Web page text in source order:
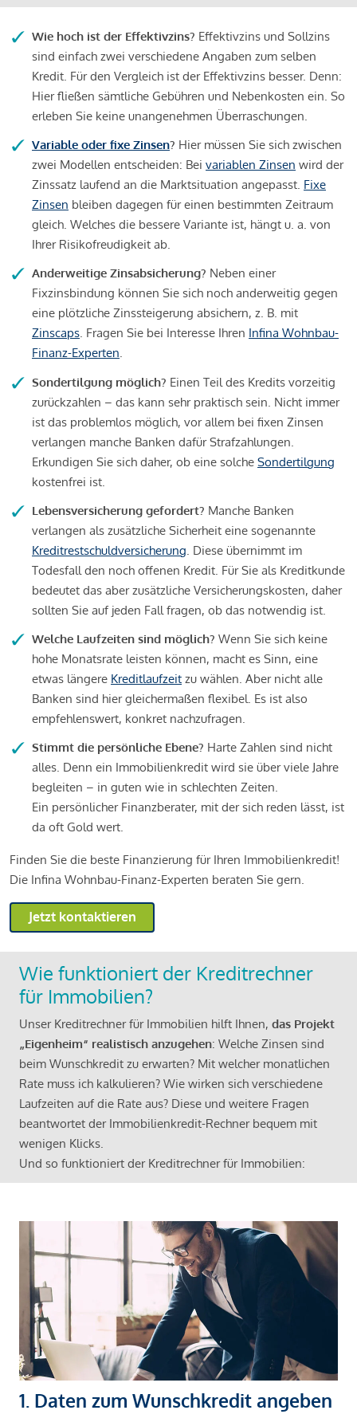
Wie hoch ist der Effektivzins? Effektivzins und Sollzins
sind einfach zwei verschiedene Angaben zum selben
Kredit. Für den Vergleich ist der Effektivzins besser. Denn:
Hier fließen sämtliche Gebühren und Nebenkosten ein. So
erleben Sie keine unangenehmen Überraschungen.
Variable oder fixe Zinsen? Hier müssen Sie sich zwischen
zwei Modellen entscheiden: Bei variablen Zinsen wird der
Zinssatz laufend an die Marktsituation angepasst. Fixe
Zinsen bleiben dagegen für einen bestimmten Zeitraum
gleich. Welches die bessere Variante ist, hängt u. a. von
Ihrer Risikofreudigkeit ab.
Anderweitige Zinsabsicherung? Neben einer
Fixzinsbindung können Sie sich noch anderweitig gegen
eine plötzliche Zinssteigerung absichern, z. B. mit
Zinscaps. Fragen Sie bei Interesse Ihren Infina Wohnbau-
Finanz-Experten.
Sondertilgung möglich? Einen Teil des Kredits vorzeitig
zurückzahlen – das kann sehr praktisch sein. Nicht immer
ist das problemlos möglich, vor allem bei fixen Zinsen
verlangen manche Banken dafür Strafzahlungen.
Erkundigen Sie sich daher, ob eine solche Sondertilgung
kostenfrei ist.
Lebensversicherung gefordert? Manche Banken
verlangen als zusätzliche Sicherheit eine sogenannte
Kreditrestschuldversicherung. Diese übernimmt im
Todesfall den noch offenen Kredit. Für Sie als Kreditkunde
bedeutet das aber zusätzliche Versicherungskosten, daher
sollten Sie auf jeden Fall fragen, ob das notwendig ist.
Welche Laufzeiten sind möglich? Wenn Sie sich keine
hohe Monatsrate leisten können, macht es Sinn, eine
etwas längere Kreditlaufzeit zu wählen. Aber nicht alle
Banken sind hier gleichermaßen flexibel. Es ist also
empfehlenswert, konkret nachzufragen.
Stimmt die persönliche Ebene? Harte Zahlen sind nicht
alles. Denn ein Immobilienkredit wird sie über viele Jahre
begleiten – in guten wie in schlechten Zeiten.
Ein persönlicher Finanzberater, mit der sich reden lässt, ist
da oft Gold wert.
Finden Sie die beste Finanzierung für Ihren Immobilienkredit!
Die Infina Wohnbau-Finanz-Experten beraten Sie gern.
Jetzt kontaktieren
Wie funktioniert der Kreditrechner
für Immobilien?
Unser Kreditrechner für Immobilien hilft Ihnen, das Projekt
„Eigenheim“ realistisch anzugehen: Welche Zinsen sind
beim Wunschkredit zu erwarten? Mit welcher monatlichen
Rate muss ich kalkulieren? Wie wirken sich verschiedene
Laufzeiten auf die Rate aus? Diese und weitere Fragen
beantwortet der Immobilienkredit-Rechner bequem mit
wenigen Klicks.
Und so funktioniert der Kreditrechner für Immobilien:
1. Daten zum Wunschkredit angeben